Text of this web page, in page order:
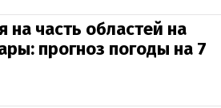
на часть областей на
прогноз погоды на 7